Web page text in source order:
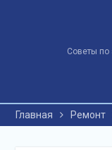
Советы по
Главная Ремонт